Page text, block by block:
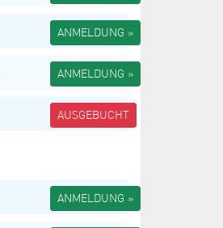
ANMELDUNG »
ANMELDUNG »
AUSGEBUCHT
ANMELDUNG »